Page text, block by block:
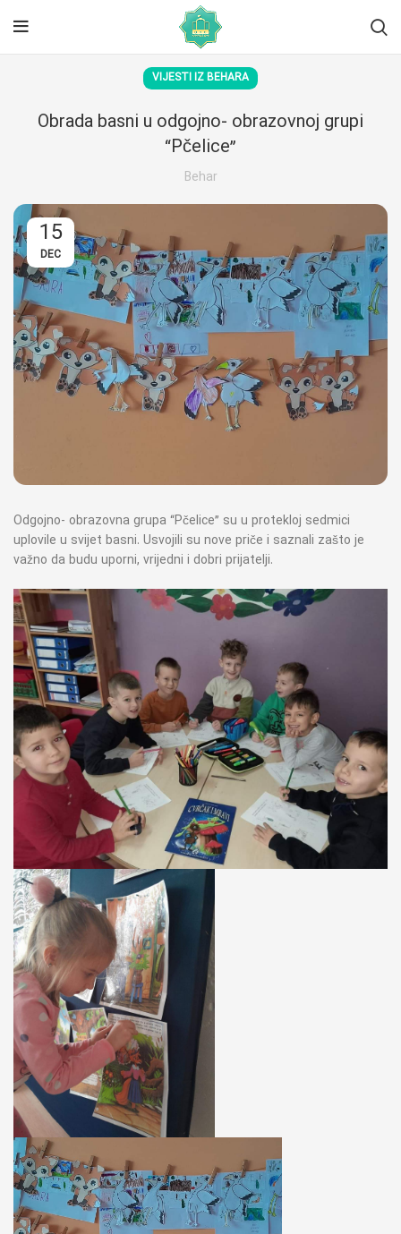
VIJESTI IZ BEHARA
Obrada basni u odgojno- obrazovnoj grupi
“Pčelice”
Behar
15
DEC
Odgojno- obrazovna grupa “Pčelice” su u protekloj sedmici
uplovile u svijet basni. Usvojili su nove priče i saznali zašto je
važno da budu uporni, vrijedni i dobri prijatelji.